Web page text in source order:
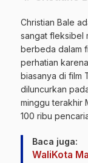
Christian Bale
sangat fleksibel
berbeda dalam
perhatian
biasanya di film
diluncurkan
minggu terakhir
100 ribu
Baca juga:
WaliKota